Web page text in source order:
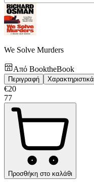
We Solve Murders
Από BooktheBook
Περιγραφή Χαρακτηριστικά
€20
77
Προσθήκη στο καλάθι